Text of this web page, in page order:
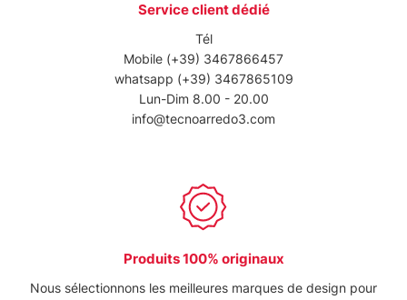
Service client dédié
Tél
Mobile (+39) 3467866457
whatsapp (+39) 3467865109
Lun-Dim 8.00 - 20.00
info@tecnoarredo3.com
Produits 100% originaux
Nous sélectionnons les meilleures marques de design pour